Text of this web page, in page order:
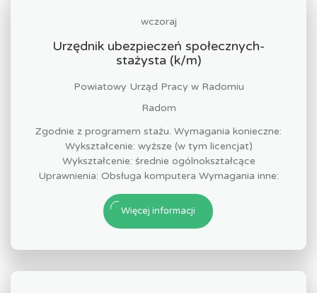
wczoraj
Urzędnik ubezpieczeń społecznych-
stażysta (k/m)
Powiatowy Urząd Pracy w Radomiu
Radom
Zgodnie z programem stażu. Wymagania konieczne:
Wykształcenie: wyższe (w tym licencjat)
Wykształcenie: średnie ogólnokształcące
Uprawnienia: Obsługa komputera Wymagania inne:
Więcej informacji